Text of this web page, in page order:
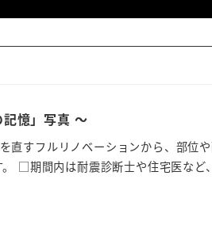
記憶」写真 ～
すフルリノベーションから、部位
□期間内は耐震診断士や住宅医など